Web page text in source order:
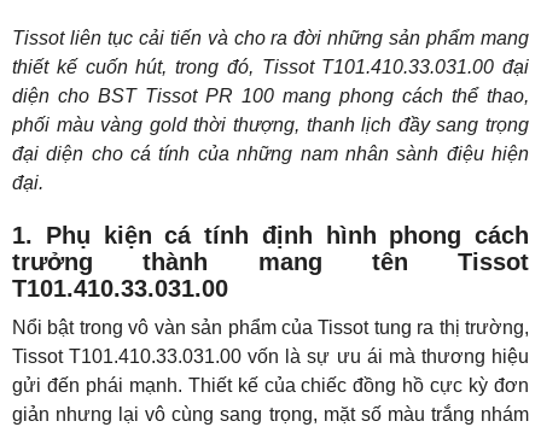
Tissot liên tục cải tiến và cho ra đời những sản phẩm mang
thiết kế cuốn hút, trong đó, Tissot T101.410.33.031.00 đại
diện cho BST Tissot PR 100 mang phong cách thể thao,
phối màu vàng gold thời thượng, thanh lịch đầy sang trọng
đại diện cho cá tính của những nam nhân sành điệu hiện
đại.
1. Phụ kiện cá tính định hình phong cách
trưởng thành mang tên Tissot
T101.410.33.031.00
Nổi bật trong vô vàn sản phẩm của Tissot tung ra thị trường,
Tissot T101.410.33.031.00 vốn là sự ưu ái mà thương hiệu
gửi đến phái mạnh. Thiết kế của chiếc đồng hồ cực kỳ đơn
giản nhưng lại vô cùng sang trọng, mặt số màu trắng nhám